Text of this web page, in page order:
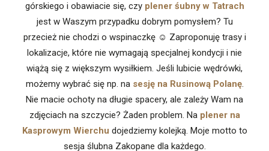
górskiego i obawiacie się, czy plener śubny w Tatrach
jest w Waszym przypadku dobrym pomysłem? Tu
przecież nie chodzi o wspinaczkę ☺ Zaproponuję trasy i
lokalizacje, które nie wymagają specjalnej kondycji i nie
wiążą się z większym wysiłkiem. Jeśli lubicie wędrówki,
możemy wybrać się np. na sesję na Rusinową Polanę.
Nie macie ochoty na długie spacery, ale zależy Wam na
zdjęciach na szczycie? Żaden problem. Na plener na
Kasprowym Wierchu dojedziemy kolejką. Moje motto to
sesja ślubna Zakopane dla każdego.